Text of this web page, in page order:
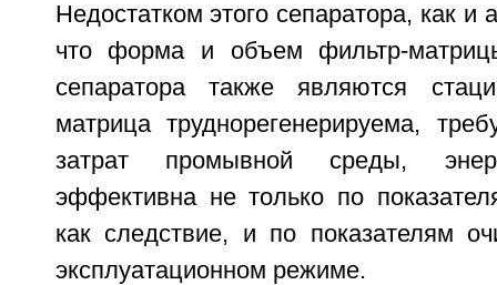
Недостатком этого сепаратора, как и
что форма и объем фильтр-
сепаратора также являются
матрица труднорегенерируема,
затрат промывной среды,
эффективна не только по
как следствие, и по показателям
эксплуатационном режиме.